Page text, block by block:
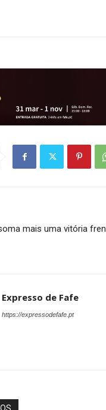
mais uma vitória
Expresso de Fafe
https://expressodefafe.pt